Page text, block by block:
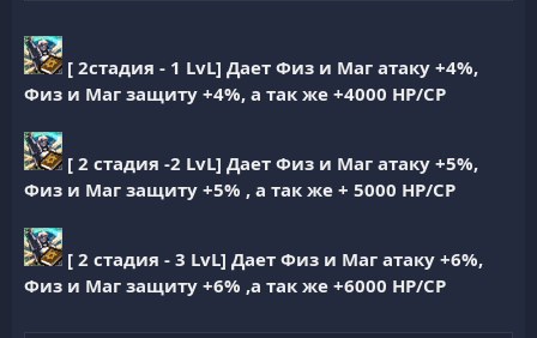
[ 2стадия - 1 LvL] Дает Физ и Маг атаку +4%,
Физ и Маг защиту +4%, а так же +4000 HP/CP
[ 2 стадия -2 LvL] Дает Физ и Маг атаку +5%,
Физ и Маг защиту +5% , а так же + 5000 HP/CP
[ 2 стадия - 3 LvL] Дает Физ и Маг атаку +6%,
Физ и Маг защиту +6% ,а так же +6000 HP/CP